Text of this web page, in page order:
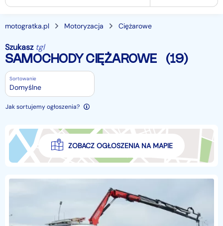
motogratka.pl Motoryzacja Ciężarowe
Szukasz tgl
SAMOCHODY CIĘŻAROWE (19)
Sortowanie
Domyślne
Jak sortujemy ogłoszenia?
ZOBACZ OGŁOSZENIA NA MAPIE